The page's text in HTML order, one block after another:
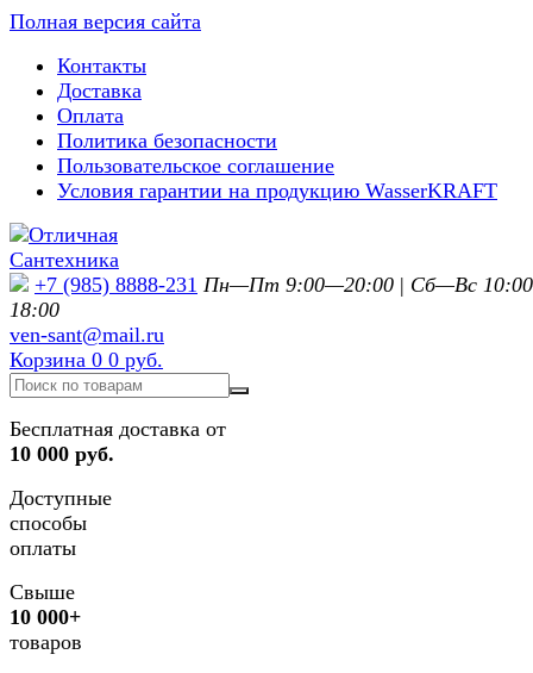
Полная версия сайта
Контакты
Доставка
Оплата
Политика безопасности
Пользовательское соглашение
Условия гарантии на продукцию WasserKRAFT
+7 (985) 8888-231 Пн—Пт 9:00—20:00 | Сб—Вс
18:00
ven-sant@mail.ru
Корзина 0 0 руб.
Бесплатная доставка от
10 000 руб.
Доступные
способы
оплаты
Свыше
10 000+
товаров